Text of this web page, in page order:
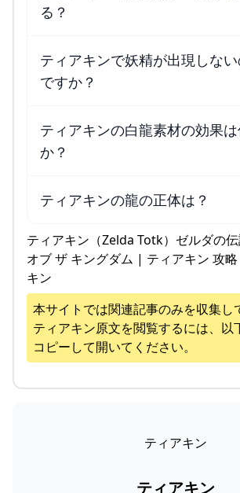
る？
ティアキンで妖精が出現しな
ですか？
ティアキンの白龍素材の効果
か？
ティアキンの龍の正体は？
ティアキン（Zelda Totk）ゼルダの
オブ ザ キングダム | ティアキン 攻
キン
本サイトでは関連記事のみを収集し
ティアキン原文を閲覧するには、以
コピーして開いてください。
ティアキン
ティアキン